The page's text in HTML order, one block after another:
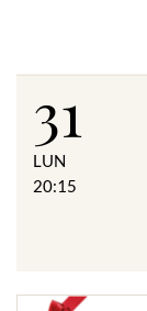
31
LUN
20:15